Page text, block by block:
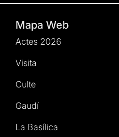
Mapa Web
Actes 2026
Visita
Culte
Gaudí
La Basílica